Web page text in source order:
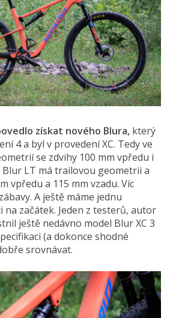
získat nového Blura, který
4 a byl v provedení XC. Tedy ve
se zdvihy 100 mm vpředu i
Blur LT má trailovou geometrii a
vpředu a 115 mm vzadu. Víc
A ještě máme jednu
začátek. Jeden z testerů, autor
ještě nedávno model Blur XC 3
(a dokonce shodné
srovnávat.